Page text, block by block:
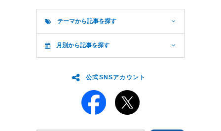
テーマから記事を探す
月別から記事を探す
公式SNSアカウント